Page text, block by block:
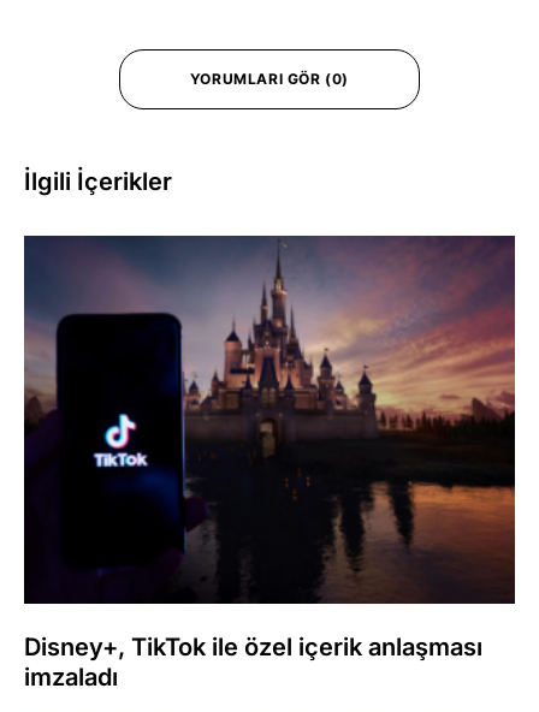
YORUMLARI GÖR (0)
İlgili İçerikler
Disney+, TikTok ile özel içerik anlaşması
imzaladı